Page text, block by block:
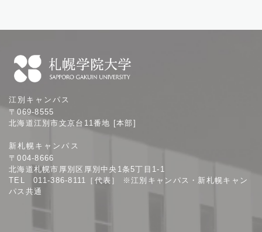
幌
学
大
学
江別キャンパス
〒069-8555
北海道江別市文京台11番地 [本部]
新札幌キャンパス
〒004-8666
北海道札幌市厚別区厚別中央1条5丁目1-1
TEL 011-386-8111［代表］ ※江別キャンパス・新札幌キャン
パス共通